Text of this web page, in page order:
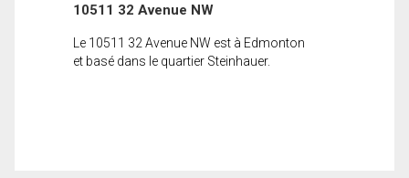
10511 32 Avenue NW
Le 10511 32 Avenue NW est à Edmonton
et basé dans le quartier Steinhauer.